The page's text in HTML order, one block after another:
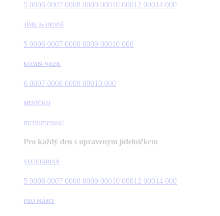
5 0006 0007 0008 0009 00010 00012 00014 000
JÍME 3x DENNĚ
5 0006 0007 0008 0009 00010 000
KOMBI WEEK
6 0007 0008 0009 00010 000
MENÍČKO
menumenuxl
Pro každý den s upraveným jídelníčkem
VEGETARIÁN
5 0006 0007 0008 0009 00010 00012 00014 000
PRO MÁMY